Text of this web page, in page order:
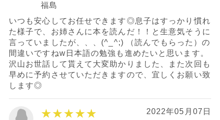
福島
いつも安心してお任せできます◎息子はすっかり慣れ
た様子で、お姉さんに本を読んだ！！と生意気そうに
言っていましたが、、、(^_^;) （読んでもらった）の
間違いですねw日本語の勉強も進めたいと思います。
沢山お世話して貰えて大変助かりました、また次回も
早めに予約させていただきますので、宜しくお願い致
します◎
★★★★★ 2022年05月07日